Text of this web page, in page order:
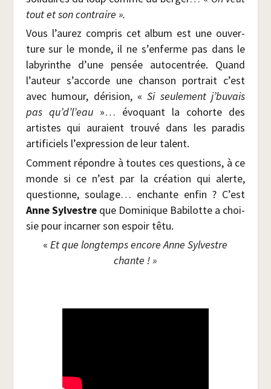
tout et son contraire ».
Vous l’aurez com­pris cet album est une ouver­
ture sur le monde, il ne s’enferme pas dans le
laby­rinthe d’une pen­sée auto­cen­trée. Quand
l’auteur s’accorde une chan­son por­trait c’est
avec humour, déri­sion, «Si seule­ment j’buvais
pas qu’d’l’eau»… évo­quant la cohorte des
artistes qui auraient trou­vé dans les para­dis
arti­fi­ciels l’expression de leur talent.
Com­ment répondre à toutes ces ques­tions, à ce
monde si ce n’est par la créa­tion qui alerte,
ques­tionne, sou­lage… enchante enfin ? C’est
Anne Syl­vestreque Domi­nique Babi­lotte a choi­
sie pour incar­ner son espoir têtu.
«Et que long­temps encore Anne Syl­vestre
chante ! »